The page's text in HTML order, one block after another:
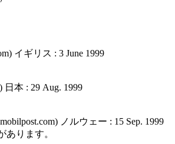
イギリス : 3 June 1999
日本 : 29 Aug. 1999
ノルウェー : 15 Sep. 1999
あります。